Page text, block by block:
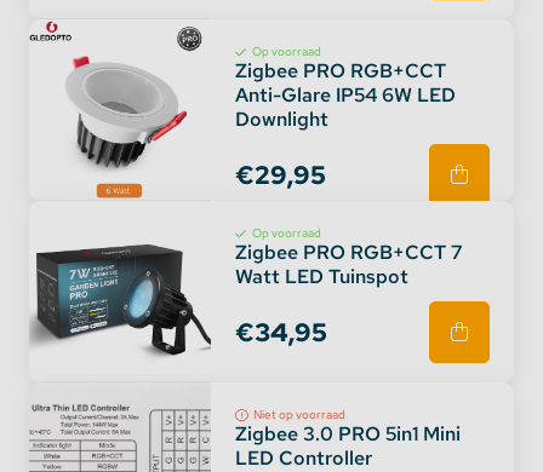
Op voorraad
Zigbee PRO RGB+CCT
Anti-Glare IP54 6W LED
Downlight
€29,95
Op voorraad
Zigbee PRO RGB+CCT 7
Watt LED Tuinspot
€34,95
Niet op voorraad
Zigbee 3.0 PRO 5in1 Mini
LED Controller